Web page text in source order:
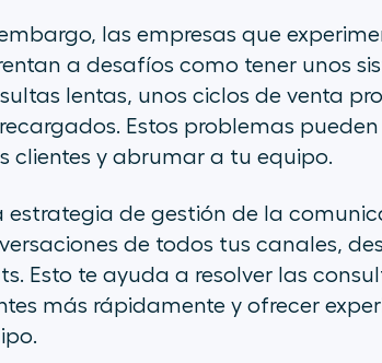
las empresas que
a desafíos como tener unos
lentas, unos ciclos de venta
Estos problemas
clientes y abrumar a tu equipo.
estrategia de gestión de la
de todos tus canales,
Esto te ayuda a resolver las
más rápidamente y ofrecer